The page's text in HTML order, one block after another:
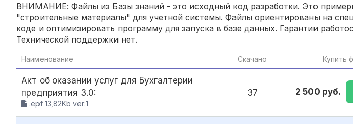
ВНИМАНИЕ: Файлы из Базы знаний - это исходный код разработки. Это
"строительные материалы" для учетной системы. Файлы ориентированы на
коде и оптимизировать программу для запуска в базе данных. Гарантии
Технической поддержки нет.
Наименование Скачано Купить
Акт об оказании услуг для Бухгалтерии
предприятия 3.0:
.epf 13,82Kb ver:1
37 2 500 руб.